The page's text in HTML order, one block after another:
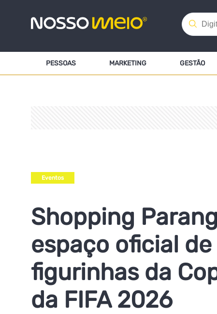
PESSOAS MARKETING GESTÃO
Eventos
Shopping
espaço oficial
figurinhas da
da FIFA 2026